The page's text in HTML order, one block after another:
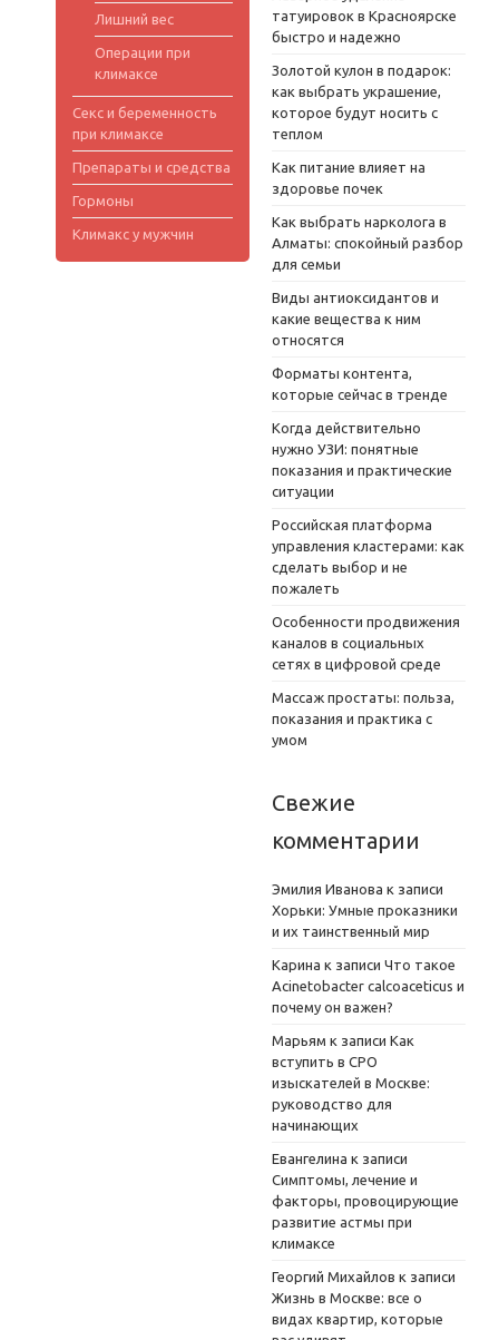
Лишний вес
Операции при
климаксе
Секс и беременность
при климаксе
Препараты и средства
Гормоны
Климакс у мужчин
татуировок в Красноярске
быстро и надежно
Золотой кулон в подарок:
как выбрать украшение,
которое будут носить с
теплом
Как питание влияет на
здоровье почек
Как выбрать нарколога в
Алматы: спокойный разбор
для семьи
Виды антиоксидантов и
какие вещества к ним
относятся
Форматы контента,
которые сейчас в тренде
Когда действительно
нужно УЗИ: понятные
показания и практические
ситуации
Российская платформа
управления кластерами: как
сделать выбор и не
пожалеть
Особенности продвижения
каналов в социальных
сетях в цифровой среде
Массаж простаты: польза,
показания и практика с
умом
Свежие
комментарии
Эмилия Иванова к записи
Хорьки: Умные проказники
и их таинственный мир
Карина к записи Что такое
Acinetobacter calcoaceticus и
почему он важен?
Марьям к записи Как
вступить в СРО
изыскателей в Москве:
руководство для
начинающих
Евангелина к записи
Симптомы, лечение и
факторы, провоцирующие
развитие астмы при
климаксе
Георгий Михайлов к записи
Жизнь в Москве: все о
видах квартир, которые